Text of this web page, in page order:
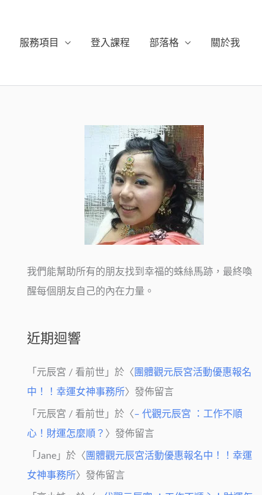
服務項目 登入課程 部落格 關於我
我們能幫助所有的朋友找到幸福的蛛絲馬跡，最終喚
醒每個朋友自己的內在力量。
近期迴響
「 元辰宮 / 看前世 」於〈 團體觀元辰宮活動優惠報名
中！！幸運女神事務所〉發佈留言
「 元辰宮 / 看前世 」於〈– 代觀元辰宮 ：工作不順
心！財運怎麼順？ 〉發佈留言
「 Jane 」於〈 團體觀元辰宮活動優惠報名中！！幸運
女神事務所〉發佈留言